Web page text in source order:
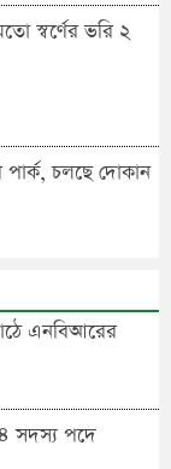
স্বর্ণের ভরি ২
পার্ক, চলছে দোকান
এনবিআরের
সদস্য পদে